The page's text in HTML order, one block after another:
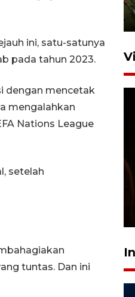
ini, satu-satunya
pada tahun 2023.
dengan mencetak
mengalahkan
Nations League
setelah
tuntas. Dan ini
jaga
paket MBG